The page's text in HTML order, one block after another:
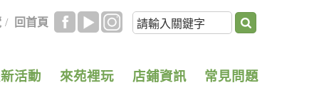
/ 回首頁
活動 來苑裡玩 店鋪資訊 常見問題